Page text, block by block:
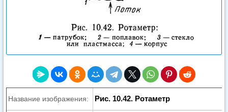
Название изображения: Рис. 10.42. Ротаметр